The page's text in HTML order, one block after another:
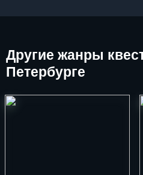
Другие жанры
Петербурге